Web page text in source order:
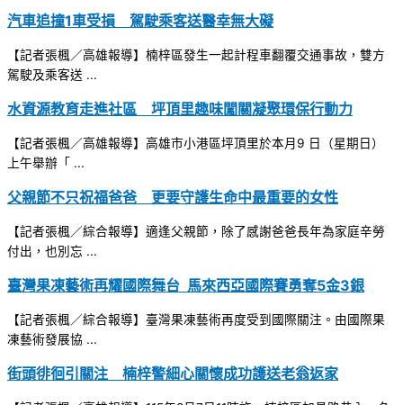
汽車追撞1車受損 駕駛乘客送醫幸無大礙
【記者張楓／高雄報導】楠梓區發生一起計程車翻覆交通事故，雙方
駕駛及乘客送 ...
水資源教育走進社區 坪頂里趣味闖關凝聚環保行動力
【記者張楓／高雄報導】高雄市小港區坪頂里於本月9 日（星期日）
上午舉辦「 ...
父親節不只祝福爸爸 更要守護生命中最重要的女性
【記者張楓／綜合報導】適逢父親節，除了感謝爸爸長年為家庭辛勞
付出，也別忘 ...
臺灣果凍藝術再耀國際舞台 馬來西亞國際賽勇奪5金3銀
【記者張楓／綜合報導】臺灣果凍藝術再度受到國際關注。由國際果
凍藝術發展協 ...
街頭徘徊引關注 楠梓警細心關懷成功護送老翁返家